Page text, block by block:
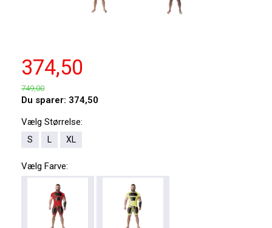
374,50
749,00
Du sparer: 374,50
Vælg Størrelse:
S L XL
Vælg Farve: